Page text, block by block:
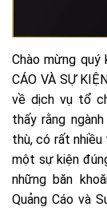
Chào mừng quý
CÁO VÀ SỰ
về dịch vụ tổ
thấy rằng
thù, có rất
một sự kiện
những băn
Quảng Cáo và